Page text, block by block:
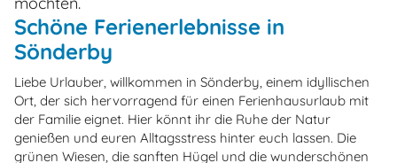
Schöne Ferienerlebnisse in
Sönderby
Liebe Urlauber, willkommen in Sönderby, einem idyllischen
Ort, der sich hervorragend für einen Ferienhausurlaub mit
der Familie eignet. Hier könnt ihr die Ruhe der Natur
genießen und euren Alltagsstress hinter euch lassen. Die
grünen Wiesen, die sanften Hügel und die wunderschönen